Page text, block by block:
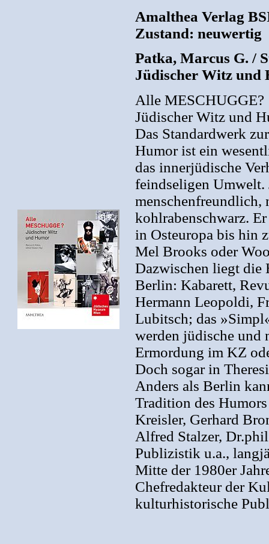
Amalthea Verlag
Zustand: neuwertig
Patka, Marcus G. /
Jüdischer Witz und
Alle MESCHUGGE?
Jüdischer Witz und
Das Standardwerk
Humor ist ein
das innerjüdische
feindseligen Umwelt.
menschenfreundlich,
kohlrabenschwarz.
in Osteuropa bis hin
Mel Brooks oder
Dazwischen liegt die
Berlin: Kabarett,
Hermann Leopoldi,
Lubitsch; das
werden jüdische und
Ermordung im KZ
Doch sogar in
Anders als Berlin
Tradition des
Kreisler, Gerhard
Alfred Stalzer,
Publizistik u.a.,
Mitte der 1980er
Chefredakteur der
kulturhistorische